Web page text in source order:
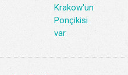
Krakow'un
Ponçikisi
var